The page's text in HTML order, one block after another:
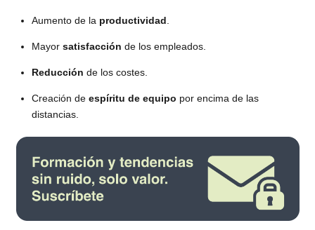
Aumento de la productividad.
Mayor satisfacción de los empleados.
Reducción de los costes.
Creación de espíritu de equipo por encima de las
distancias.